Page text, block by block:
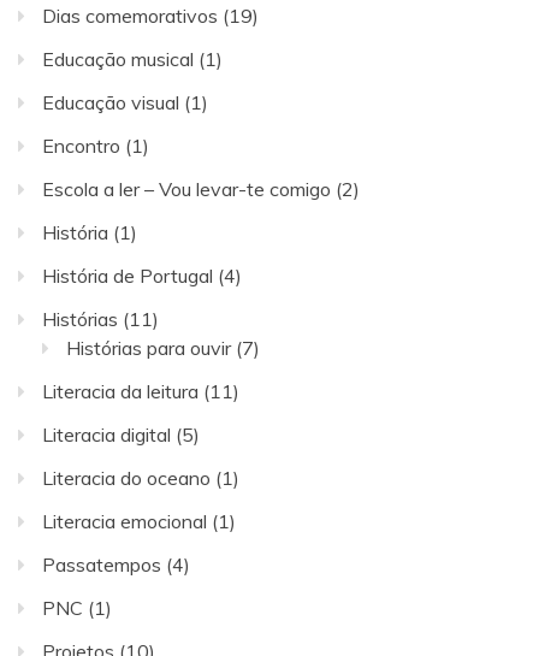
Dias comemorativos (19)
Educação musical (1)
Educação visual (1)
Encontro (1)
Escola a ler – Vou levar-te comigo (2)
História (1)
História de Portugal (4)
Histórias (11)
Histórias para ouvir(7)
Literacia da leitura (11)
Literacia digital (5)
Literacia do oceano (1)
Literacia emocional (1)
Passatempos (4)
PNC (1)
Projetos (10)